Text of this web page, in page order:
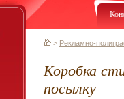
> Рекламно-
Коробка
посылку